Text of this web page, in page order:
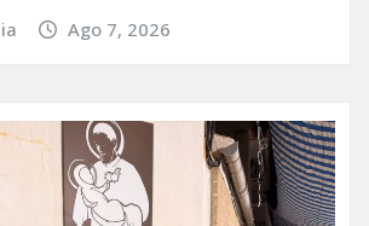
Ago 7, 2026